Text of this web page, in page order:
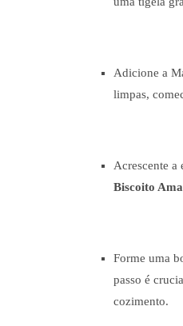
Adicione a
limpas,
Acrescente a
Biscoito
Forme uma
passo é
cozimento.